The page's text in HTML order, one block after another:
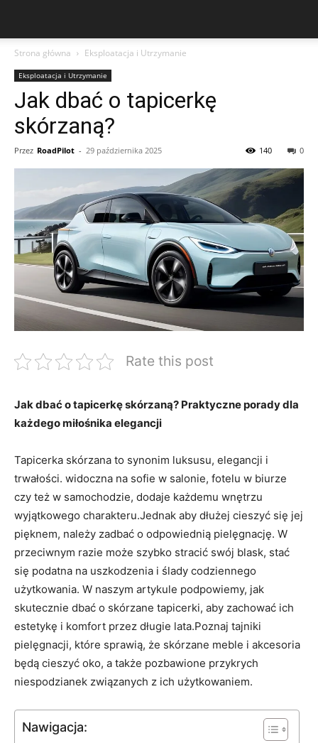
Strona główna Eksploatacja i Utrzymanie
Eksploatacja i Utrzymanie
Jak dbać o tapicerkę
skórzaną?
Przez RoadPilot - 29 października 2025 0
140
Rate this post
Jak⁢ dbać‌ o tapicerkę ⁣skórzaną? Praktyczne‌ porady dla
każdego miłośnika elegancji
Tapicerka skórzana to synonim⁣ luksusu,‌ elegancji‌ i
‍trwałości. widoczna na sofie w salonie, fotelu w biurze
⁢czy⁤ też‌ w samochodzie, dodaje każdemu wnętrzu
wyjątkowego ⁤charakteru.Jednak ‌aby dłużej⁣ cieszyć się jej
pięknem, należy zadbać⁢ o odpowiednią pielęgnację. ⁣W
przeciwnym razie może szybko stracić ‍swój blask, stać
się podatna na uszkodzenia i⁤ ślady codziennego
użytkowania. ⁢W naszym artykule ​podpowiemy, ​jak
skutecznie dbać o skórzane⁣ tapicerki, ‌aby zachować ich
estetykę i komfort przez długie lata.Poznaj tajniki
pielęgnacji, które sprawią,‍ że skórzane meble i akcesoria
‌będą cieszyć oko, a także⁤ pozbawione ⁢przykrych
niespodzianek‍ związanych⁣ z ich użytkowaniem.
Nawigacja: